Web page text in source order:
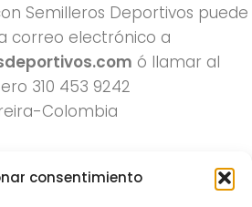
consentimiento
Semilleros Deportivos puede
correo electrónico a
ó llamar al
310 453 9242
Colombia